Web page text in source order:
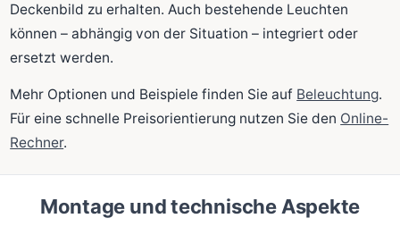
Deckenbild zu erhalten. Auch bestehende Leuchten
können – abhängig von der Situation – integriert oder
ersetzt werden.
Mehr Optionen und Beispiele finden Sie auf Beleuchtung.
Für eine schnelle Preisorientierung nutzen Sie den Online-
Rechner.
Montage und technische Aspekte